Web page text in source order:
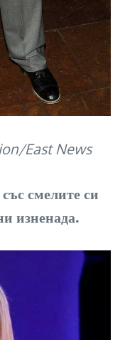
East News
смелите си
изненада.